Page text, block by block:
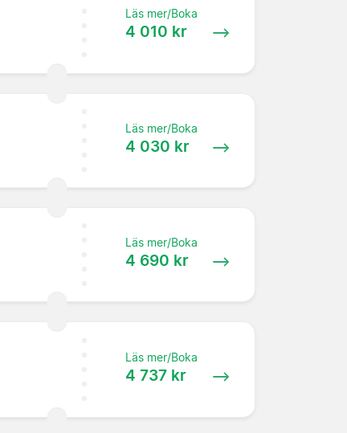
Läs mer/Boka
4 010 kr
Läs mer/Boka
4 030 kr
Läs mer/Boka
4 690 kr
Läs mer/Boka
4 737 kr